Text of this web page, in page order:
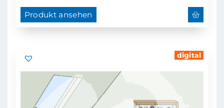
Produkt ansehen
digital